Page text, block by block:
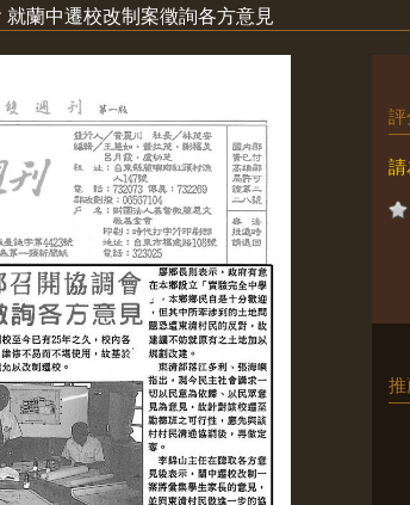
蘭中遷校改制案徵詢各方意見